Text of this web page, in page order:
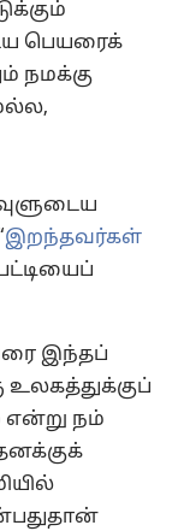
பெயரைக்
நமக்கு
இறந்தவர்கள்
இந்தப்
உலகத்துக்குப்
நம்